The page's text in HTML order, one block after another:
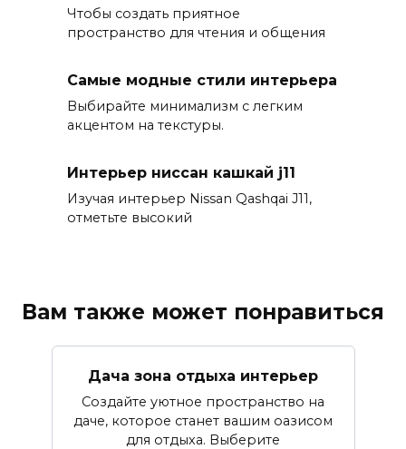
Чтобы создать приятное
пространство для чтения и общения
Самые модные стили интерьера
Выбирайте минимализм с легким
акцентом на текстуры.
Интерьер ниссан кашкай j11
Изучая интерьер Nissan Qashqai J11,
отметьте высокий
Вам также может понравиться
Дача зона отдыха интерьер
Создайте уютное пространство на
даче, которое станет вашим оазисом
для отдыха. Выберите